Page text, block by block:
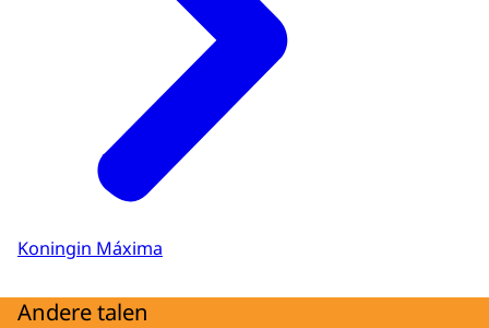
Koningin Máxima
Andere talen